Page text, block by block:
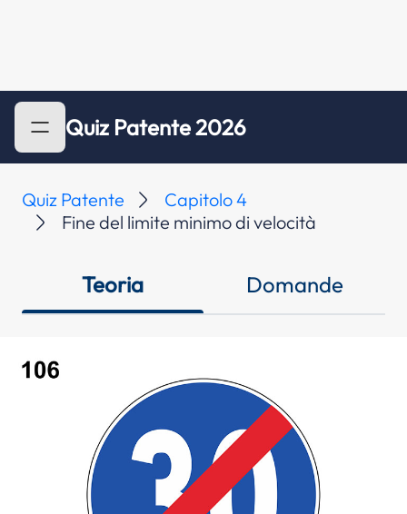
Quiz Patente 2026
Quiz Patente
Capitolo 4
Fine del limite minimo di velocità
Teoria Domande